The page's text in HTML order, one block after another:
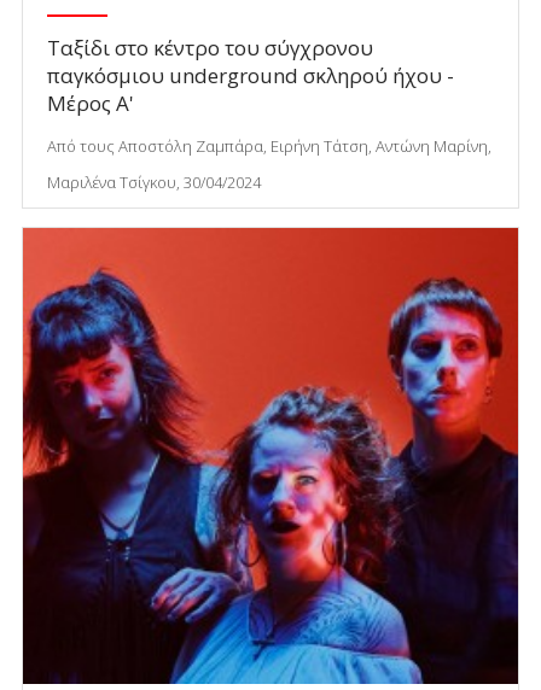
Ταξίδι στο κέντρο του σύγχρονου
παγκόσμιου underground σκληρού ήχου -
Μέρος Α'
Από τους Αποστόλη Ζαμπάρα, Ειρήνη Τάτση, Αντώνη Μαρίνη,
Μαριλένα Τσίγκου, 30/04/2024